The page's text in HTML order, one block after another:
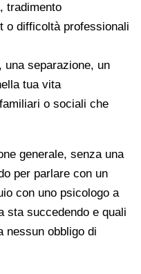
tradimento
o difficoltà professionali
una separazione, un
tua vita
familiari o sociali che
generale, senza una
per parlare con un
con uno psicologo a
sta succedendo e quali
nessun obbligo di